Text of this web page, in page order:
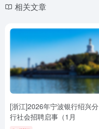
相关文章
[浙江]2026年宁波银行绍兴分
行社会招聘启事（1月